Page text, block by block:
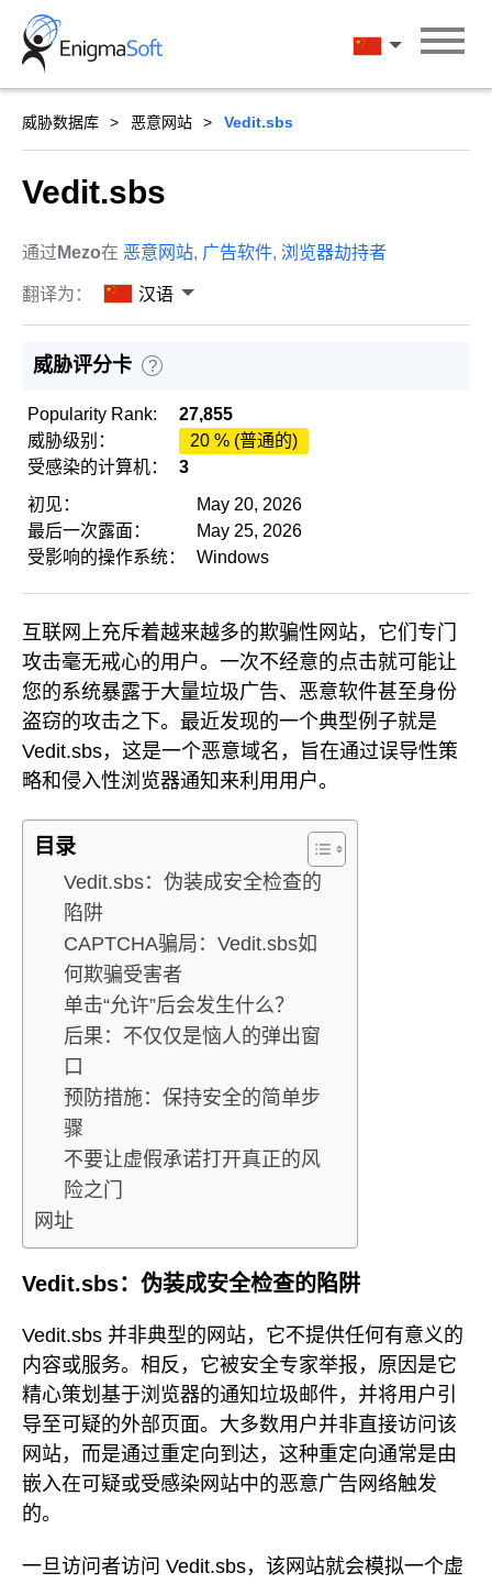
Skip
content
汉语
威胁数据库 恶意网站 Vedit.sbs
Vedit.sbs
通过 Mezo在 恶意网站, 广告软件, 浏览器劫持者
翻译为： 汉语
威胁评分卡 ?
Popularity Rank:
27,855
威胁级别：
20 % (普通的)
受感染的计算机：
3
初见：
May 20, 2026
最后一次露面：
May 25, 2026
受影响的操作系统：
Windows
互联网上充斥着越来越多的欺骗性网站，它们专门
攻击毫无戒心的用户。一次不经意的点击就可能让
您的系统暴露于大量垃圾广告、恶意软件甚至身份
盗窃的攻击之下。最近发现的一个典型例子就是
Vedit.sbs，这是一个恶意域名，旨在通过误导性策
略和侵入性浏览器通知来利用用户。
目录
Vedit.sbs：伪装成安全检查的
陷阱
CAPTCHA骗局：Vedit.sbs如
何欺骗受害者
单击“允许”后会发生什么？
后果：不仅仅是恼人的弹出窗
口
预防措施：保持安全的简单步
骤
不要让虚假承诺打开真正的风
险之门
网址
Vedit.sbs：伪装成安全检查的陷阱
Vedit.sbs 并非典型的网站，它不提供任何有意义的
内容或服务。相反，它被安全专家举报，原因是它
精心策划基于浏览器的通知垃圾邮件，并将用户引
导至可疑的外部页面。大多数用户并非直接访问该
网站，而是通过重定向到达，这种重定向通常是由
嵌入在可疑或受感染网站中的恶意广告网络触发
的。
一旦访问者访问 Vedit.sbs，该网站就会模拟一个虚